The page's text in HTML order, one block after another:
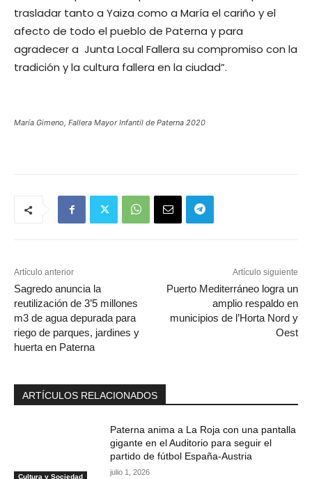
trasladar tanto a Yaiza como a María el cariño y el
afecto de todo el pueblo de Paterna y para
agradecer a Junta Local Fallera su compromiso con la
tradición y la cultura fallera en la ciudad”.
María Gimeno, Fallera Mayor Infantil de Paterna 2020
Artículo anterior
Sagredo anuncia la
reutilización de 3’5 millones
m3 de agua depurada para
riego de parques, jardines y
huerta en Paterna
Artículo siguiente
Puerto Mediterráneo logra un
amplio respaldo en
municipios de l’Horta Nord y
Oest
ARTÍCULOS RELACIONADOS
Cultura y Sociedad
Paterna anima a La Roja con una pantalla
gigante en el Auditorio para seguir el
partido de fútbol España-Austria
julio 1, 2026